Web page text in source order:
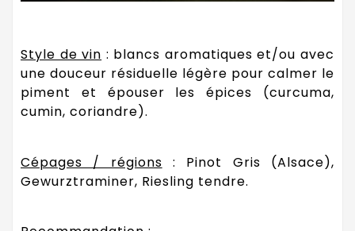
Style de vin : blancs aromatiques et/ou avec
une douceur résiduelle légère pour calmer le
piment et épouser les épices (curcuma,
cumin, coriandre).
Cépages / régions : Pinot Gris (Alsace),
Gewurztraminer, Riesling tendre.